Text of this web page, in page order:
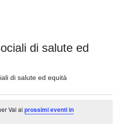
di salute ed
di salute ed equità
Vai aiprossimi eventi in